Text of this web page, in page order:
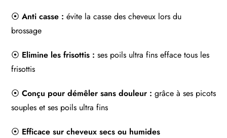
⦿ Anti casse : évite la casse des cheveux lors du
brossage
⦿ Elimine les frisottis : ses poils ultra fins efface tous les
frisottis
⦿ Conçu pour démêler sans douleur : grâce à ses picots
souples et ses poils ultra fins
⦿ Efficace sur cheveux secs ou humides